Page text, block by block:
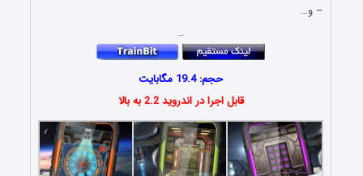
– و…
…
حجم: 19.4 مگابایت
قابل اجرا در اندروید 2.2 به بالا